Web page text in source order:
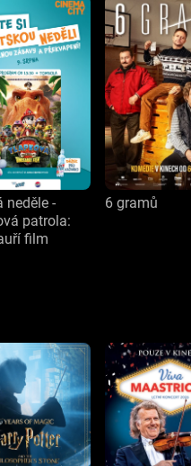
neděle -
patrola:
film
6 gramů